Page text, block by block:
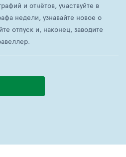
и отчётов, участвуйте в
недели, узнавайте новое о
отпуск и, наконец, заводите